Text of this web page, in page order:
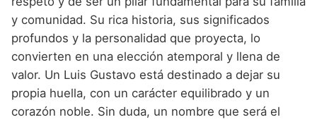
y comunidad. Su rica historia, sus significados
profundos y la personalidad que proyecta, lo
convierten en una elección atemporal y llena de
valor. Un Luis Gustavo está destinado a dejar su
propia huella, con un carácter equilibrado y un
corazón noble. Sin duda, un nombre que será el